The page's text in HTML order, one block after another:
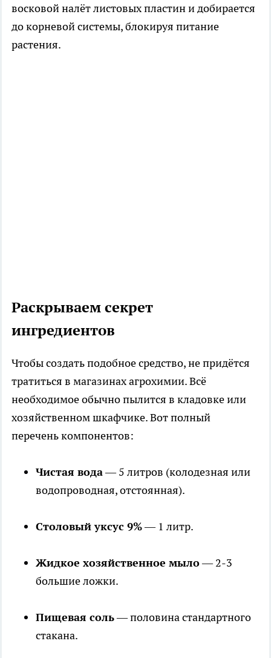
восковой налёт листовых пластин и добирается
до корневой системы, блокируя питание
растения.
Раскрываем секрет
ингредиентов
Чтобы создать подобное средство, не придётся
тратиться в магазинах агрохимии. Всё
необходимое обычно пылится в кладовке или
хозяйственном шкафчике. Вот полный
перечень компонентов:
Чистая вода— 5 литров (колодезная или
водопроводная, отстоянная).
Столовый уксус 9%— 1 литр.
Жидкое хозяйственное мыло— 2-3
большие ложки.
Пищевая соль— половина стандартного
стакана.